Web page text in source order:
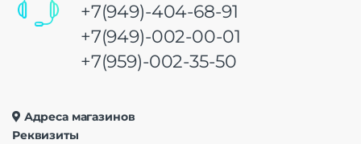
+7(949)-404-68-91
+7(949)-002-00-01
+7(959)-002-35-50
Адреса магазинов
Реквизиты